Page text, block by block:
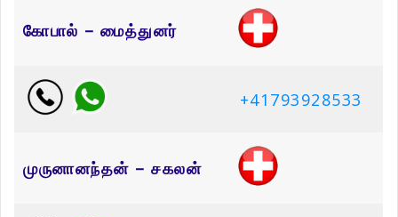
கோபால் – மைத்துனர்
+41793928533
முருனானந்தன் – சகலன்